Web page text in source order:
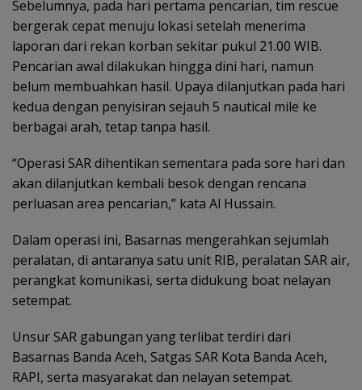
Sebelumnya, pada hari pertama pencarian, tim rescue
bergerak cepat menuju lokasi setelah menerima
laporan dari rekan korban sekitar pukul 21.00 WIB.
Pencarian awal dilakukan hingga dini hari, namun
belum membuahkan hasil. Upaya dilanjutkan pada hari
kedua dengan penyisiran sejauh 5 nautical mile ke
berbagai arah, tetap tanpa hasil.
“Operasi SAR dihentikan sementara pada sore hari dan
akan dilanjutkan kembali besok dengan rencana
perluasan area pencarian,” kata Al Hussain.
Dalam operasi ini, Basarnas mengerahkan sejumlah
peralatan, di antaranya satu unit RIB, peralatan SAR air,
perangkat komunikasi, serta didukung boat nelayan
setempat.
Unsur SAR gabungan yang terlibat terdiri dari
Basarnas Banda Aceh, Satgas SAR Kota Banda Aceh,
RAPI, serta masyarakat dan nelayan setempat.